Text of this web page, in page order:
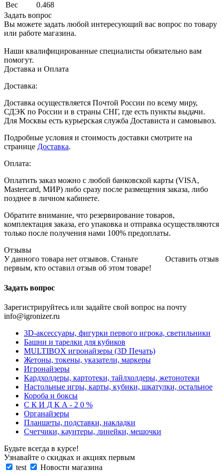
Вес
0.468
Задать вопрос
Вы можете задать любой интересующий вас вопрос по товару
или работе магазина.
Наши квалифицированные специалисты обязательно вам
помогут.
Доставка и Оплата
Доставка:
Доставка осуществляется Почтой России по всему миру,
СДЭК по России и в страны СНГ, где есть пункты выдачи.
Для Москвы есть курьерская служба Достависта и самовывоз.
Подробные условия и стоимость доставки смотрите на
странице Доставка.
Оплата:
Оплатить заказ можно с любой банковской карты (VISA,
Mastercard, МИР) либо сразу после размещения заказа, либо
позднее в личном кабинете.
Обратите внимание, что резервирование товаров,
комплектация заказа, его упаковка и отправка осуществляются
только после получения нами 100% предоплаты.
Отзывы
Оставить отзыв
У данного товара нет отзывов. Станьте
первым, кто оставил отзыв об этом товаре!
Задать вопрос
Зарегистрируйтесь или задайте свой вопрос на почту
info@igronizer.ru
3D-аксессуары, фигурки первого игрока, светильники
Башни и тарелки для кубиков
MULTIBOX игронайзеры (3D Печать)
Жетоны, токены, указатели, маркеры
Игронайзеры
Кардхолдеры, картотеки, тайлхолдеры, жетонотеки
Настольные игры, карты, кубики, шкатулки, остальное
Короба и боксы
С К И Д К А - 2 0 %
Органайзеры
Планшеты, подставки, накладки
Счетчики, каунтеры, линейки, мешочки
Будьте всегда в курсе!
Узнавайте о скидках и акциях первым
test
Новости магазина